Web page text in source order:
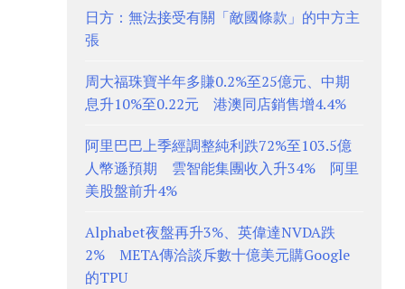
日方：無法接受有關「敵國條款」的中方主
張
周大福珠寶半年多賺0.2%至25億元、中期
息升10%至0.22元 港澳同店銷售增4.4%
阿里巴巴上季經調整純利跌72%至103.5億
人幣遜預期 雲智能集團收入升34% 阿里
美股盤前升4%
Alphabet夜盤再升3%、英偉達NVDA跌
2% META傳洽談斥數十億美元購Google
的TPU